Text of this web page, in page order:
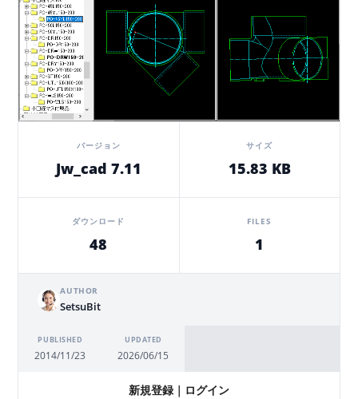
バージョン
Jw_cad 7.11
サイズ
15.83 KB
ダウンロード
48
FILES
1
AUTHOR
SetsuBit
PUBLISHED
2014/11/23
UPDATED
2026/06/15
新規登録 ｜ ログイン